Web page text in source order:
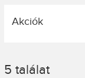
Akciók
5 találat